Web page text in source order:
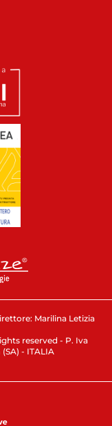
Marilina Letizia
reserved - P. Iva
- ITALIA